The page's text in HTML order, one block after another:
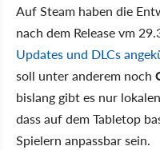
Auf Steam haben die
nach dem Release vm
Updates und DLCs
soll unter anderem noch
bislang gibt es nur
dass auf dem Tabletop
Spielern anpassbar sein.